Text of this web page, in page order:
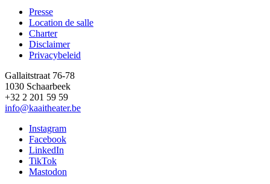
Footer
Presse
Location de salle
Charter
Disclaimer
Privacybeleid
Gallaitstraat 76-78
1030 Schaarbeek
+32 2 201 59 59
info@kaaitheater.be
Instagram
Facebook
LinkedIn
TikTok
Mastodon